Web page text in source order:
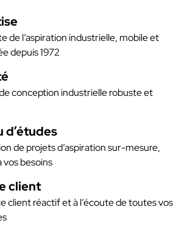
de l’aspiration industrielle, mobile et
depuis 1972
conception industrielle robuste et
d’études
de projets d’aspiration sur-mesure,
vos besoins
client
client réactif et à l’écoute de toutes vos